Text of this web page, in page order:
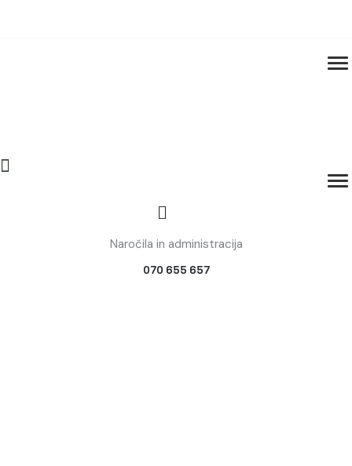
Naročila in administracija
070 655 657